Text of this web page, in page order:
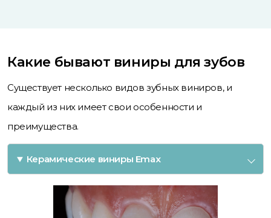
Какие бывают виниры для зубов
Существует несколько видов зубных виниров, и
каждый из них имеет свои особенности и
преимущества.
Керамические виниры Emax